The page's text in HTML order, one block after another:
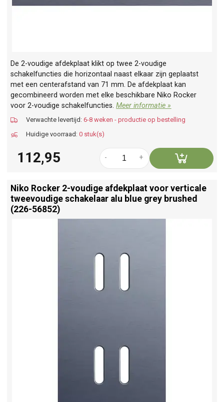
De 2-voudige afdekplaat klikt op twee 2-voudige
schakelfuncties die horizontaal naast elkaar zijn geplaatst
met een centerafstand van 71 mm. De afdekplaat kan
gecombineerd worden met elke beschikbare Niko Rocker
voor 2-voudige schakelfuncties.Meer informatie »
Verwachte levertijd: 6-8 weken - productie op bestelling
Huidige voorraad: 0 stuk(s)
112,95 +
-
Niko Rocker 2-voudige afdekplaat voor verticale
tweevoudige schakelaar alu blue grey brushed
(226-56852)